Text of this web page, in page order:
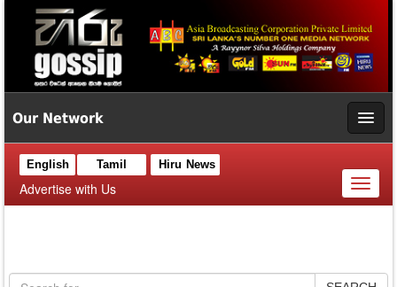
Our Network
English Tamil Hiru News
Advertise with Us
Toggle